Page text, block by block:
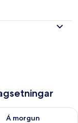
Á morgun
á morgun